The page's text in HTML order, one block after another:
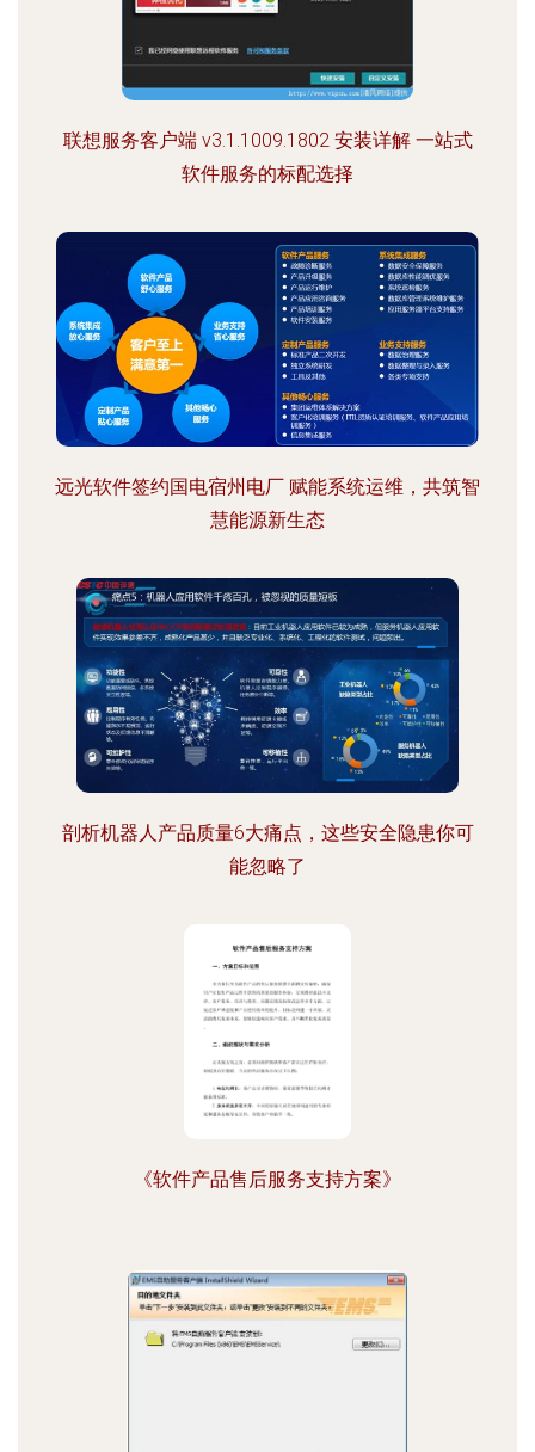
联想服务客户端 v3.1.1009.1802 安装详解 一站式
软件服务的标配选择
远光软件签约国电宿州电厂 赋能系统运维，共筑智
慧能源新生态
剖析机器人产品质量6大痛点，这些安全隐患你可
能忽略了
《软件产品售后服务支持方案》